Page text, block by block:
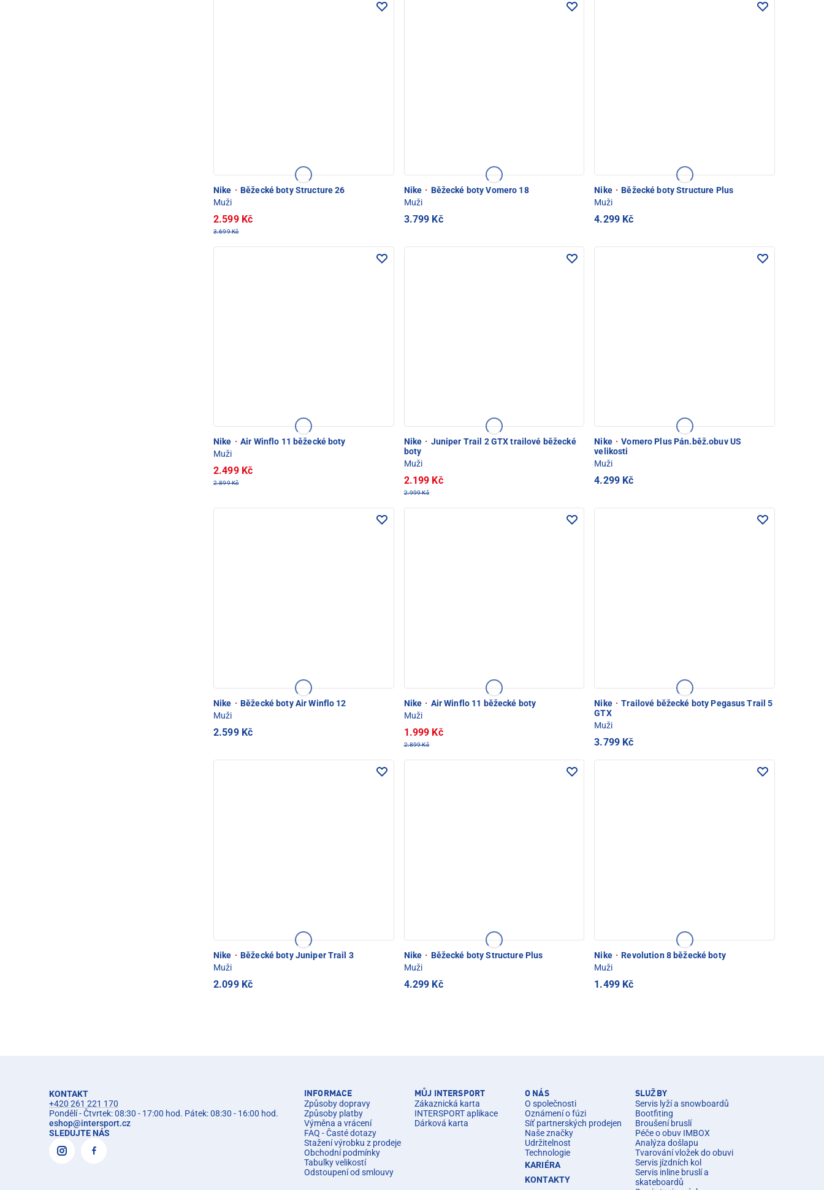
Nike · Běžecké boty Structure 26
Muži
2.599 Kč
3.699 Kč
Nike · Běžecké boty Vomero 18
Muži
3.799 Kč
Nike · Běžecké boty Structure Plus
Muži
4.299 Kč
Nike · Air Winflo 11 běžecké boty
Muži
2.499 Kč
2.899 Kč
Nike · Juniper Trail 2 GTX trailové běžecké
boty
Muži
2.199 Kč
2.999 Kč
Nike · Vomero Plus Pán.běž.obuv US
velikosti
Muži
4.299 Kč
Nike · Běžecké boty Air Winflo 12
Muži
2.599 Kč
Nike · Air Winflo 11 běžecké boty
Muži
1.999 Kč
2.899 Kč
Nike · Trailové běžecké boty Pegasus Trail 5
GTX
Muži
3.799 Kč
Nike · Běžecké boty Juniper Trail 3
Muži
2.099 Kč
Nike · Běžecké boty Structure Plus
Muži
4.299 Kč
Nike · Revolution 8 běžecké boty
Muži
1.499 Kč
KONTAKT
+420 261 221 170
Pondělí - Čtvrtek: 08:30 - 17:00 hod. Pátek: 08:30 - 16:00 hod.
eshop@intersport.cz
SLEDUJTE NÁS
INFORMACE
Způsoby dopravy
Způsoby platby
Výměna a vrácení
FAQ - Časté dotazy
Stažení výrobku z prodeje
Obchodní podmínky
Tabulky velikostí
Odstoupení od smlouvy
MŮJ INTERSPORT
Zákaznická karta
INTERSPORT aplikace
Dárková karta
O NÁS
O společnosti
Oznámení o fúzi
Síť partnerských prodejen
Naše značky
Udržitelnost
Technologie
KARIÉRA
KONTAKTY
SLUŽBY
Servis lyží a snowboardů
Bootfiting
Broušení bruslí
Péče o obuv IMBOX
Analýza došlapu
Tvarování vložek do obuvi
Servis jízdních kol
Servis inline bruslí a
skateboardů